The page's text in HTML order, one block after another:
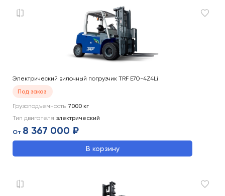
Электрический вилочный погрузчик TRF E70-4Z4Li
Под заказ
Грузоподъемность 7000 кг
Тип двигателя электрический
От 8 367 000 ₽
В корзину